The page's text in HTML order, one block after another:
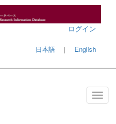
ログイン
日本語 ｜ English